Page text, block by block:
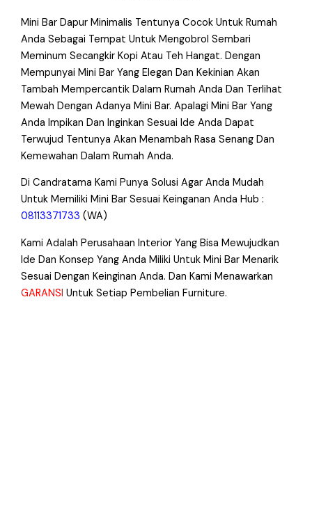
Mini Bar Dapur Minimalis Tentunya Cocok Untuk Rumah
Anda Sebagai Tempat Untuk Mengobrol Sembari
Meminum Secangkir Kopi Atau Teh Hangat. Dengan
Mempunyai Mini Bar Yang Elegan Dan Kekinian Akan
Tambah Mempercantik Dalam Rumah Anda Dan Terlihat
Mewah Dengan Adanya Mini Bar. Apalagi Mini Bar Yang
Anda Impikan Dan Inginkan Sesuai Ide Anda Dapat
Terwujud Tentunya Akan Menambah Rasa Senang Dan
Kemewahan Dalam Rumah Anda.
Di Candratama Kami Punya Solusi Agar Anda Mudah
Untuk Memiliki Mini Bar Sesuai Keinganan Anda Hub :
08113371733(WA)
Kami Adalah Perusahaan Interior Yang Bisa Mewujudkan
Ide Dan Konsep Yang Anda Miliki Untuk Mini Bar Menarik
Sesuai Dengan Keinginan Anda. Dan Kami Menawarkan
GARANSI Untuk Setiap Pembelian Furniture.